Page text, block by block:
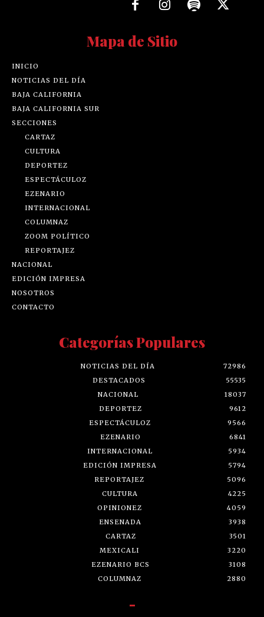
Mapa de Sitio
INICIO
NOTICIAS DEL DÍA
BAJA CALIFORNIA
BAJA CALIFORNIA SUR
SECCIONES
CARTAZ
CULTURA
DEPORTEZ
ESPECTÁCULOZ
EZENARIO
INTERNACIONAL
COLUMNAZ
ZOOM POLÍTICO
REPORTAJEZ
NACIONAL
EDICIÓN IMPRESA
NOSOTROS
CONTACTO
Categorías Populares
NOTICIAS DEL DÍA
72986
DESTACADOS
55535
NACIONAL
18037
DEPORTEZ
9612
ESPECTÁCULOZ
9566
EZENARIO
6841
INTERNACIONAL
5934
EDICIÓN IMPRESA
5794
REPORTAJEZ
5096
CULTURA
4225
OPINIONEZ
4059
ENSENADA
3938
CARTAZ
3501
MEXICALI
3220
EZENARIO BCS
3108
COLUMNAZ
2880
-